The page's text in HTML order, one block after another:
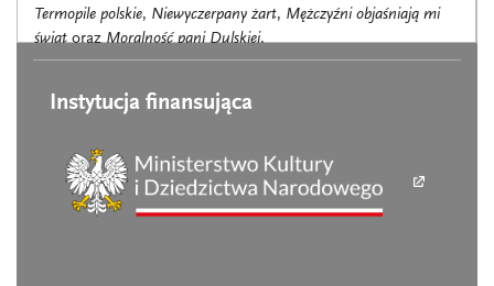
Termopile polskie, Niewyczerpany żart, Mężczyźni objaśniają mi
światorazMoralność pani Dulskiej.
Instytucja finansująca